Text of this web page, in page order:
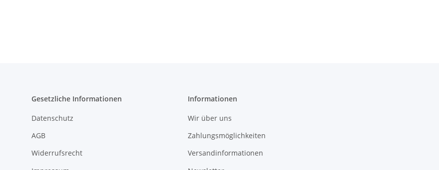
Gesetzliche Informationen
Datenschutz
AGB
Widerrufsrecht
Informationen
Wir über uns
Zahlungsmöglichkeiten
Versandinformationen